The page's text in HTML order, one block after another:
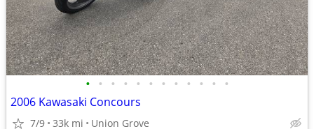
• • • • • • • • • • • •
2006 Kawasaki Concours
7/9 33k mi Union Grove